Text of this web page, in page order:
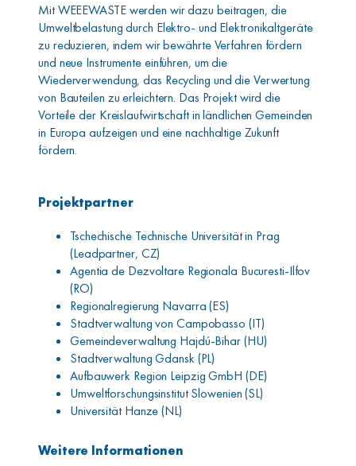
Mit WEEEWASTE werden wir dazu beitragen, die
Umweltbelastung durch Elektro- und Elektronikaltgeräte
zu reduzieren, indem wir bewährte Verfahren fördern
und neue Instrumente einführen, um die
Wiederverwendung, das Recycling und die Verwertung
von Bauteilen zu erleichtern. Das Projekt wird die
Vorteile der Kreislaufwirtschaft in ländlichen Gemeinden
in Europa aufzeigen und eine nachhaltige Zukunft
fördern.
Projektpartner
Tschechische Technische Universität in Prag
(Leadpartner, CZ)
Agentia de Dezvoltare Regionala Bucuresti-Ilfov
(RO)
Regionalregierung Navarra (ES)
Stadtverwaltung von Campobasso (IT)
Gemeindeverwaltung Hajdú-Bihar (HU)
Stadtverwaltung Gdansk (PL)
Aufbauwerk Region Leipzig GmbH (DE)
Umweltforschungsinstitut Slowenien (SL)
Universität Hanze (NL)
Weitere Informationen